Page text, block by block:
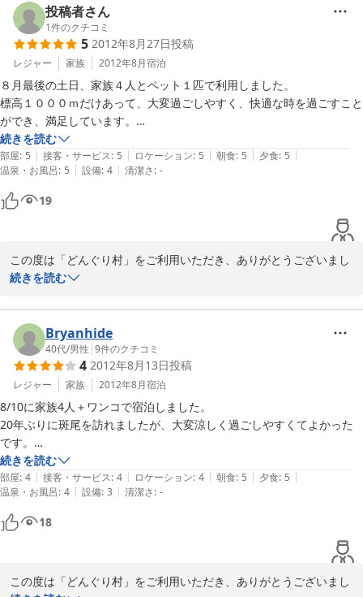
朝食は和食で、子供達は焼き鮭。大好物なのでこれまたペロリと食べて
ました(^^;
お風呂は一番だったためか、子供たちにしてみたらお湯が熱かったよう
で慌しい入浴となりました。脱衣所がもう少しだけ広いと言うことなし
ですが、それでもこう言った施設にしてみれば予約制でも貸し切りでお
風呂に入れるのは嬉しいです。
独身時代はそれこそ毎週末のように新潟・長野のスキー場へ足を運んで
いたのですが
夏山は初めての事で、子供もまだ乳児がいるので無理せず軽い観光だけ
で終わらせたのですが（子供はタングラムでのスーパーボブスレーに大
満足でしたが^^;）
初めての子連れロッジ宿泊がこんなに良い所だったのでもう他を探す気
トウモロコシは斑尾高原の麓「信濃町」産を使用しております。
トウモロコシの町でもあり、毎年夏には美味しいお野菜を提供させ
ていただいております。
この度はご利用いただき、ありがとうございました。
また北信濃方面へご旅行の際は、どんぐり村へお越しください。
2013-08-19
投稿者さん
1件のクチコミ
5 2012年8月27日投稿
レジャー 家族 2012年8月宿泊
８月最後の土日、家族４人とペット１匹で利用しました。
標高１０００ｍだけあって、大変過ごしやすく、快適な時を過ごすこと
ができ、満足しています。
特に夕食のご飯がおいしかった。信州飯山のお米と地元の水が良いんで
しょうね。
これだけおいしいご飯は旅先ではなかなか巡り会ったことないです。
ＢＢＱも、飛騨牛と信州地鶏がうまかったな。
利用したロッジはとてもきれいでしたし、お風呂もよかった。大満足で
施設の方も、夕食のご飯の残りを焼きおにぎり用に握ってくれたり、ペ
ット同伴で楽しめる近隣施設を教えてくれたりと大変親切でした。あり
がとうございます。
続きを読む
部屋: 5 | 接客・サービス: 5 | ロケーション: 5 | 朝食: 5 | 夕食: 5 |
温泉・お風呂: 5 | 設備: 4 | 清潔さ: -
19
この度は「どんぐり村」をご利用いただき、ありがとうございまし
た。
ったのですが、当日も含め夕方からは、過ごしやすい気温や風が吹
いております。
お食事もご満足いただけ、大変うれしく思います。お天気も良かっ
たので、外で気持ちのよいお食事になったことと思います。
冬のシーズンも斑尾へ、昔お越しになられたことがあるとのことで
すが、冬の道路も、以前に比べ通行しやすくなりました。
またのお越しをお待ちしております。
2012-08-27
続きを読む
Bryanhide
40代/男性 |9件のクチコミ
4 2012年8月13日投稿
レジャー 家族 2012年8月宿泊
8/10に家族4人＋ワンコで宿泊しました。
20年ぶりに斑尾を訪れましたが、大変涼しく過ごしやすくてよかった
です。
宿の方やスタッフの皆さんがとても親切で、気さくに声をかけていただ
き滞在中は楽しく過ごすことができました。ありがとうございました。
お風呂も広く綺麗で貸切でしたのでよかったです。
食事は天気が良かったので屋外で食べました。ボリュームたっぷりで、
肉質もよく
部屋はきれいで、ロフトもあり過ごしやすかったです。
続きを読む
部屋: 4 | 接客・サービス: 4 | ロケーション: 4 | 朝食: 5 | 夕食: 5 |
温泉・お風呂: 4 | 設備: 3 | 清潔さ: -
18
この度は「どんぐり村」をご利用いただき、ありがとうございまし